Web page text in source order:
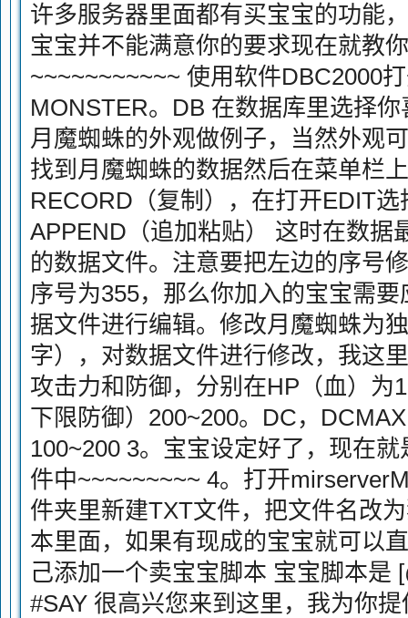
许多服务器里面都有买宝宝的功能
宝宝并不能满意你的要求现在就教
~~~~~~~~~~~ 使用软件DBC2000
MONSTER。DB 在数据库里选择
月魔蜘蛛的外观做例子，当然外观
找到月魔蜘蛛的数据然后在菜单栏
RECORD（复制），在打开EDIT
APPEND（追加粘贴） 这时在数据
的数据文件。注意要把左边的序号
序号为355，那么你加入的宝宝需
据文件进行编辑。修改月魔蜘蛛为
字），对数据文件进行修改，我这
攻击力和防御，分别在HP（血）为
下限防御）200~200。DC，
100~200 3。宝宝设定好了，现在
件中~~~~~~~~~ 4。打开
件夹里新建TXT文件，把文件名改
本里面，如果有现成的宝宝就可以
己添加一个卖宝宝脚本 宝宝脚本是
#SAY 很高兴您来到这里，我为你